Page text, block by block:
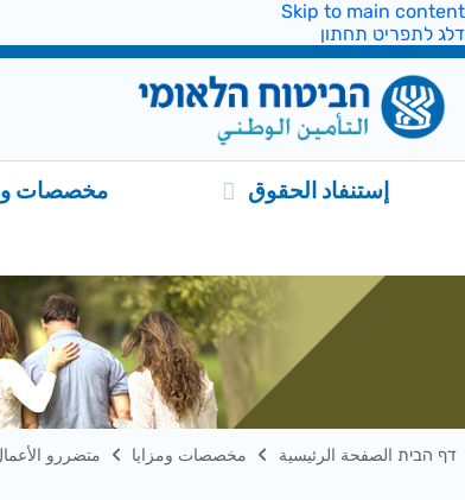
Skip to main content
דלג לתפריט תחתון
إستنفاد الحقوق مخصصات
דף הבית الصفحة الرئيسية مخصصات ومزايا متضررو